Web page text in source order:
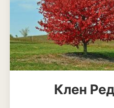
Кипарисовик
Клен
Лиственница
Клен